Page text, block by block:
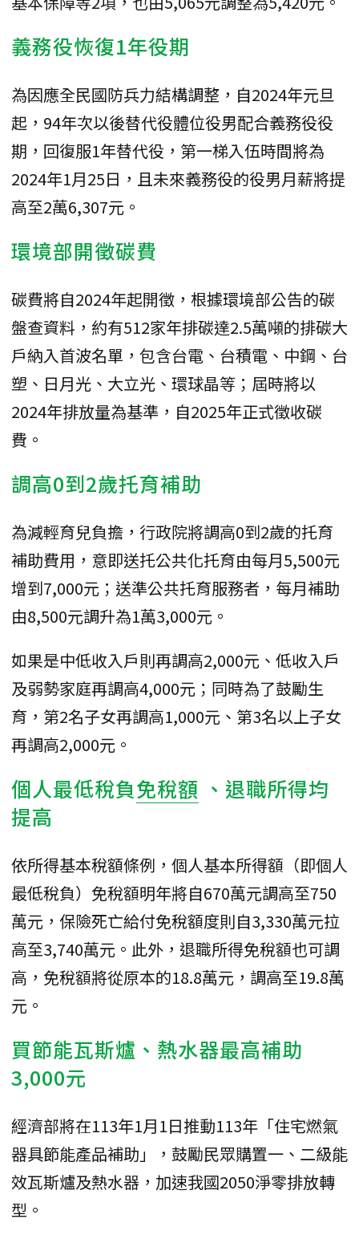
義務役恢復1年役期
為因應全民國防兵力結構調整，自2024年元旦
起，94年次以後替代役體位役男配合義務役役
期，回復服1年替代役，第一梯入伍時間將為
2024年1月25日，且未來義務役的役男月薪將提
高至2萬6,307元。
環境部開徵碳費
碳費將自2024年起開徵，根據環境部公告的碳
盤查資料，約有512家年排碳達2.5萬噸的排碳大
戶納入首波名單，包含台電、台積電、中鋼、台
塑、日月光、大立光、環球晶等；屆時將以
2024年排放量為基準，自2025年正式徵收碳
費。
調高0到2歲托育補助
為減輕育兒負擔，行政院將調高0到2歲的托育
補助費用，意即送托公共化托育由每月5,500元
增到7,000元；送準公共托育服務者，每月補助
由8,500元調升為1萬3,000元。
如果是中低收入戶則再調高2,000元、低收入戶
及弱勢家庭再調高4,000元；同時為了鼓勵生
育，第2名子女再調高1,000元、第3名以上子女
再調高2,000元。
個人最低稅負免稅額 、退職所得均
提高
依所得基本稅額條例，個人基本所得額（即個人
最低稅負）免稅額明年將自670萬元調高至750
萬元，保險死亡給付免稅額度則自3,330萬元拉
高至3,740萬元。此外，退職所得免稅額也可調
高，免稅額將從原本的18.8萬元，調高至19.8萬
元。
買節能瓦斯爐、熱水器最高補助
3,000元
經濟部將在113年1月1日推動113年「住宅燃氣
器具節能產品補助」，鼓勵民眾購置一、二級能
效瓦斯爐及熱水器，加速我國2050淨零排放轉
型。